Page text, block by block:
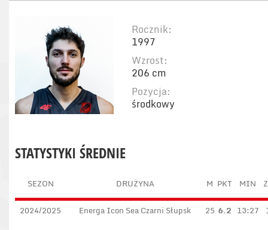
Rocznik:
1997
Wzrost:
206 cm
Pozycja:
środkowy
STATYSTYKI ŚREDNIE
SEZON DRUŻYNA M PKT MIN
2024/2025 Energa Icon Sea Czarni Słupsk 25 6.2 13:27